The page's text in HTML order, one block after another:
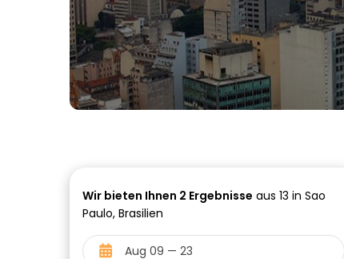
Wir bieten Ihnen 2 Ergebnisse aus 13 in Sao
Paulo, Brasilien